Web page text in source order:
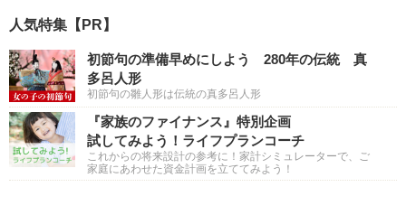
人気特集【PR】
初節句の準備早めにしよう 280年の伝統 真
多呂人形
初節句の雛人形は伝統の真多呂人形
『家族のファイナンス』特別企画
試してみよう！ライフプランコーチ
これからの将来設計の参考に！家計シミュレーターで、ご
家庭にあわせた資金計画を立ててみよう！